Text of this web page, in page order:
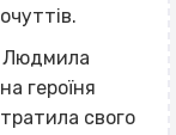
Людмила
героїня
свого